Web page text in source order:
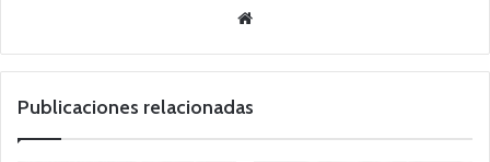
we
Publicaciones relacionadas